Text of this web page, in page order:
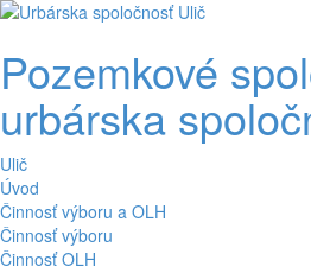
Pozemkové
urbárska
Ulič
Úvod
Činnosť výboru a OLH
Činnosť výboru
Činnosť OLH